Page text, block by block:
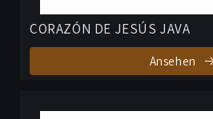
CORAZÓN DE JESÚS JAVA
Ansehen